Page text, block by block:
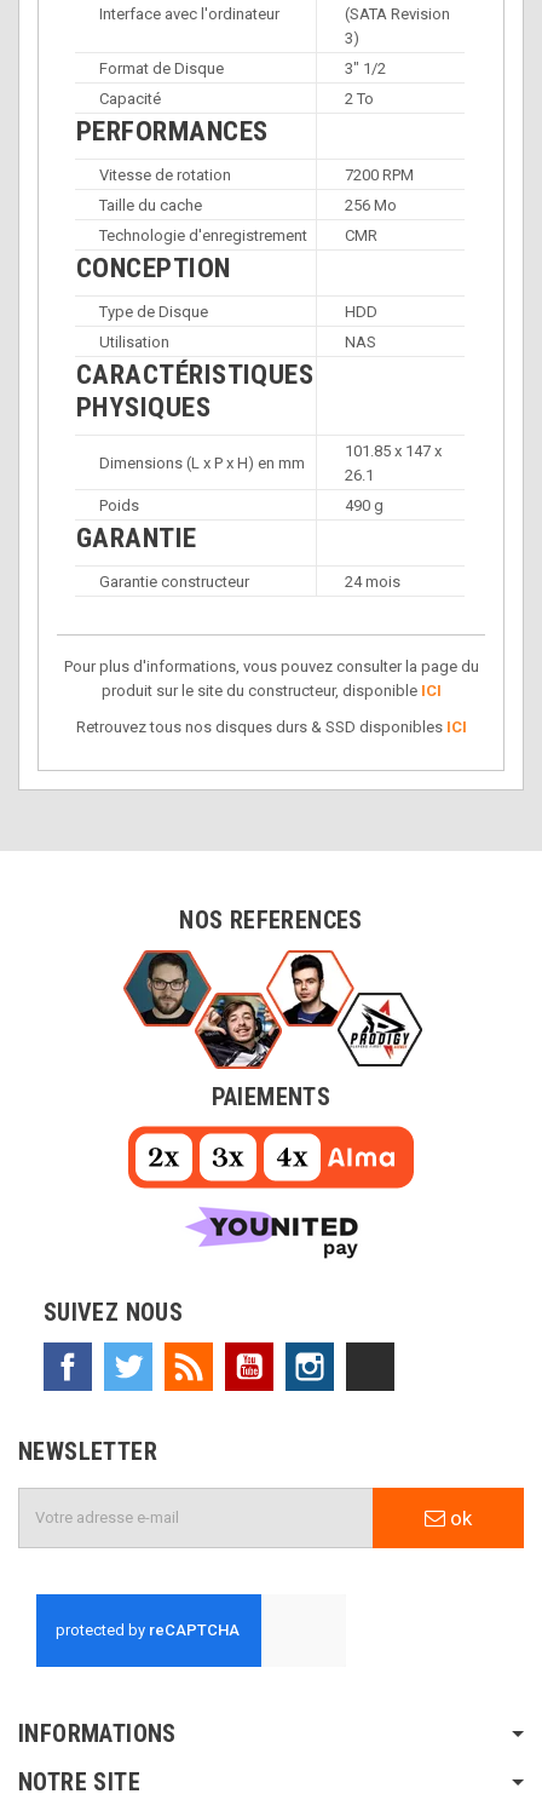
Interface avec l'ordinateur
(SATA Revision
3)
Format de Disque
3" 1/2
Capacité
2 To
PERFORMANCES
Vitesse de rotation
7200 RPM
Taille du cache
256 Mo
Technologie d'enregistrement
CMR
CONCEPTION
Type de Disque
HDD
Utilisation
NAS
CARACTÉRISTIQUES
PHYSIQUES
Dimensions (L x P x H) en mm
101.85 x 147 x
26.1
Poids
490 g
GARANTIE
Garantie constructeur 24 mois
Pour plus d'informations, vous pouvez consulter la page du
produit sur le site du constructeur, disponible ICI
Retrouvez tous nos disques durs & SSD disponibles ICI
NOS REFERENCES
PAIEMENTS
SUIVEZ NOUS
Facebook Twitter Rss YouTube
NEWSLETTER
ok
INFORMATIONS
NOTRE SITE